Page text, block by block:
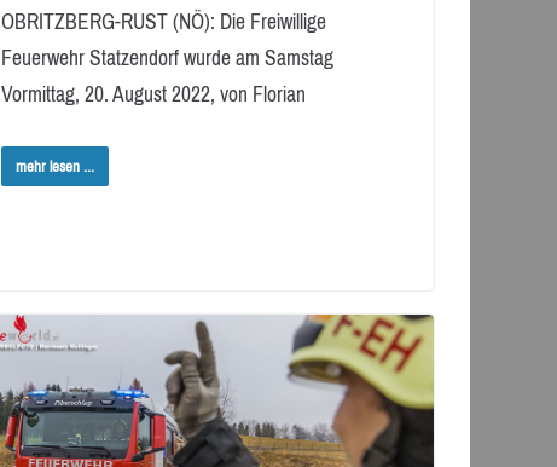
OBRITZBERG-RUST (NÖ): Die Freiwillige
Feuerwehr Statzendorf wurde am Samstag
Vormittag, 20. August 2022, von Florian
mehr lesen ...